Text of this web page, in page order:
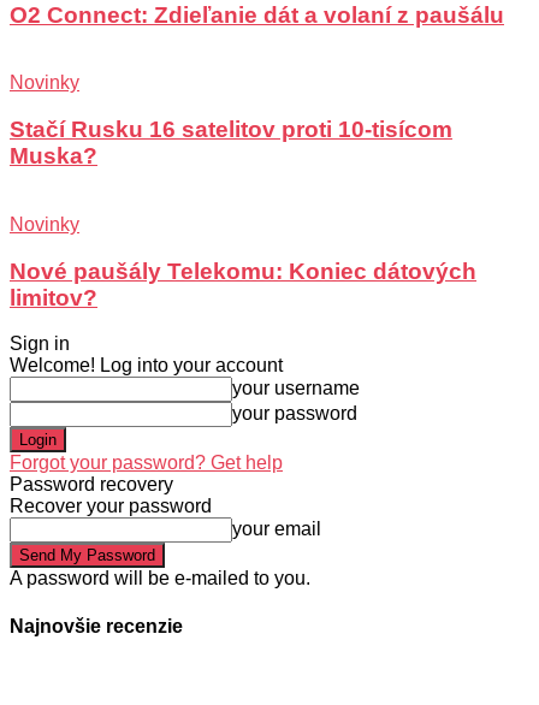
O2 Connect: Zdieľanie dát a volaní z paušálu
Novinky
Stačí Rusku 16 satelitov proti 10-tisícom
Muska?
Novinky
Nové paušály Telekomu: Koniec dátových
limitov?
Sign in
Welcome! Log into your account
your username
your password
Forgot your password? Get help
Password recovery
Recover your password
your email
A password will be e-mailed to you.
Najnovšie recenzie